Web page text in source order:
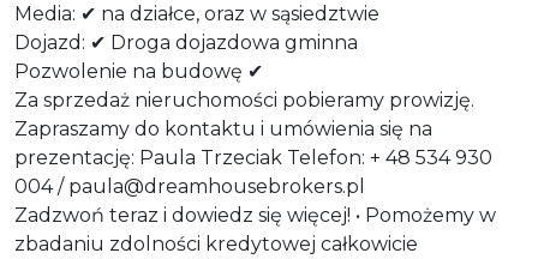
Media: ✔ na działce, oraz w sąsiedztwie
Dojazd: ✔ Droga dojazdowa gminna
Pozwolenie na budowę ✔
Za sprzedaż nieruchomości pobieramy prowizję.
Zapraszamy do kontaktu i umówienia się na
prezentację: Paula Trzeciak Telefon: + 48 534 930
004 / paula@dreamhousebrokers.pl
Zadzwoń teraz i dowiedz się więcej! • Pomożemy w
zbadaniu zdolności kredytowej całkowicie